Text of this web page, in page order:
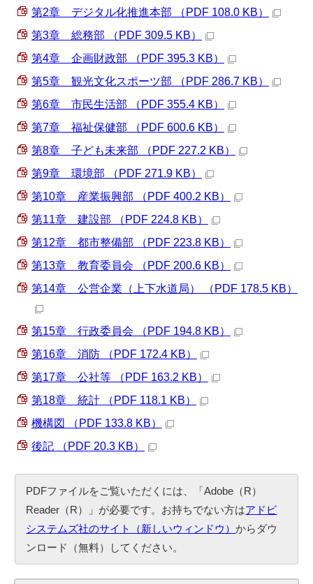
第2章 デジタル化推進本部 （PDF 108.0 KB）
第3章 総務部 （PDF 309.5 KB）
第4章 企画財政部 （PDF 395.3 KB）
第5章 観光文化スポーツ部 （PDF 286.7 KB）
第6章 市民生活部 （PDF 355.4 KB）
第7章 福祉保健部 （PDF 600.6 KB）
第8章 子ども未来部 （PDF 227.2 KB）
第9章 環境部 （PDF 271.9 KB）
第10章 産業振興部 （PDF 400.2 KB）
第11章 建設部 （PDF 224.8 KB）
第12章 都市整備部 （PDF 223.8 KB）
第13章 教育委員会 （PDF 200.6 KB）
第14章 公営企業（上下水道局） （PDF 178.5 KB）
第15章 行政委員会 （PDF 194.8 KB）
第16章 消防 （PDF 172.4 KB）
第17章 公社等 （PDF 163.2 KB）
第18章 統計 （PDF 118.1 KB）
機構図 （PDF 133.8 KB）
後記 （PDF 20.3 KB）
PDFファイルをご覧いただくには、「Adobe（R）
Reader（R）」が必要です。お持ちでない方はアドビ
システムズ社のサイト（新しいウィンドウ）からダウ
ンロード（無料）してください。